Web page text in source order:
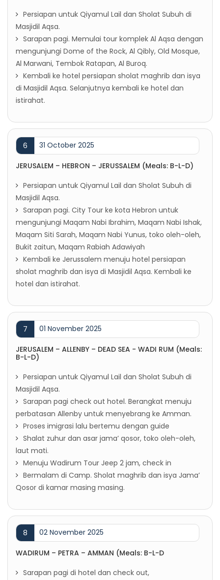
Persiapan untuk Qiyamul Lail dan Sholat Subuh di
Masjidil Aqsa.
Sarapan pagi. Memulai tour komplek Al Aqsa dengan
mengunjungi Dome of the Rock, Al Qibly, Old Mosque,
Al Marwani, Tembok Ratapan, Al Buroq.
Kembali ke hotel persiapan sholat maghrib dan isya
di Masjidil Aqsa. Selanjutnya kembali ke hotel dan
istirahat.
6 31 October 2025
JERUSALEM – HEBRON – JERUSSALEM (Meals: B-L-D)
Persiapan untuk Qiyamul Lail dan Sholat Subuh di
Masjidil Aqsa.
Sarapan pagi. City Tour ke kota Hebron untuk
mengunjungi Maqam Nabi Ibrahim, Maqam Nabi Ishak,
Maqam Siti Sarah, Maqam Nabi Yunus, toko oleh-oleh,
Bukit zaitun, Maqam Rabiah Adawiyah
Kembali ke Jerussalem menuju hotel persiapan
sholat maghrib dan isya di Masjidil Aqsa. Kembali ke
hotel dan istirahat.
7 01 November 2025
JERUSALEM – ALLENBY – DEAD SEA - WADI RUM (Meals:
B-L-D)
Persiapan untuk Qiyamul Lail dan Sholat Subuh di
Masjidil Aqsa.
Sarapan pagi check out hotel. Berangkat menuju
perbatasan Allenby untuk menyebrang ke Amman.
Proses imigrasi lalu bertemu dengan guide
Shalat zuhur dan asar jama’ qosor, toko oleh-oleh,
laut mati.
Menuju Wadirum Tour Jeep 2 jam, check in
Bermalam di Camp. Sholat maghrib dan isya Jama’
Qosor di kamar masing masing.
8 02 November 2025
WADIRUM – PETRA – AMMAN (Meals: B-L-D
Sarapan pagi di hotel dan check out,